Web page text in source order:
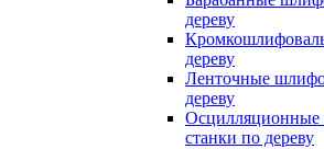
дереву
дереву
Ленточные
дереву
станки по дереву